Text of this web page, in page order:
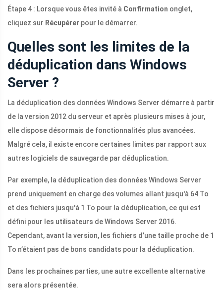
Étape 4 : Lorsque vous êtes invité à Confirmation onglet,
cliquez sur Récupérer pour le démarrer.
Quelles sont les limites de la
déduplication dans Windows
Server ?
La déduplication des données Windows Server démarre à partir
de la version 2012 du serveur et après plusieurs mises à jour,
elle dispose désormais de fonctionnalités plus avancées.
Malgré cela, il existe encore certaines limites par rapport aux
autres logiciels de sauvegarde par déduplication.
Par exemple, la déduplication des données Windows Server
prend uniquement en charge des volumes allant jusqu'à 64 To
et des fichiers jusqu'à 1 To pour la déduplication, ce qui est
défini pour les utilisateurs de Windows Server 2016.
Cependant, avant la version, les fichiers d’une taille proche de 1
To n’étaient pas de bons candidats pour la déduplication.
Dans les prochaines parties, une autre excellente alternative
sera alors présentée.